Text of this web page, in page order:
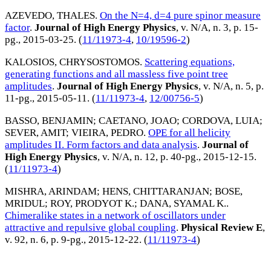
AZEVEDO, THALES. On the N=4, d=4 pure spinor measure
factor. Journal of High Energy Physics, v. N/A, n. 3, p. 15-
pg., 2015-03-25. (11/11973-4, 10/19596-2)
KALOSIOS, CHRYSOSTOMOS. Scattering equations,
generating functions and all massless five point tree
amplitudes. Journal of High Energy Physics, v. N/A, n. 5, p.
11-pg., 2015-05-11. (11/11973-4, 12/00756-5)
BASSO, BENJAMIN; CAETANO, JOAO; CORDOVA, LUIA;
SEVER, AMIT; VIEIRA, PEDRO. OPE for all helicity
amplitudes II. Form factors and data analysis. Journal of
High Energy Physics, v. N/A, n. 12, p. 40-pg., 2015-12-15.
(11/11973-4)
MISHRA, ARINDAM; HENS, CHITTARANJAN; BOSE,
MRIDUL; ROY, PRODYOT K.; DANA, SYAMAL K..
Chimeralike states in a network of oscillators under
attractive and repulsive global coupling. Physical Review E,
v. 92, n. 6, p. 9-pg., 2015-12-22. (11/11973-4)